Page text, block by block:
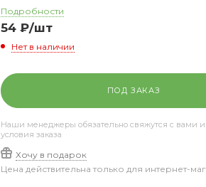
Подробности
54 ₽/шт
Нет в наличии
ПОД ЗАКАЗ
Наши менеджеры обязательно свяжутся с вами и
условия заказа
Хочу в подарок
Цена действительна только для интернет-